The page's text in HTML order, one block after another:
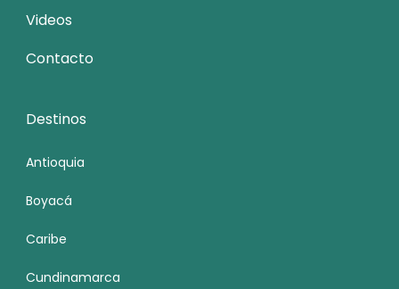
Videos
Contacto
Destinos
Antioquia
Boyacá
Caribe
Cundinamarca